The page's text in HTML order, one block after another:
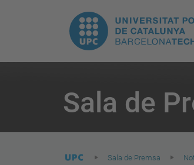
UPC.
Politècnica
de
Catalunya
Sala de
are
here:
Sala de Premsa